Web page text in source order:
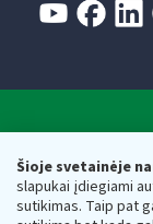
Šioje svetainėje
slapukai įdiegiami
sutikimas. Taip pat
Respublikos
Biudžetinė įstaiga.